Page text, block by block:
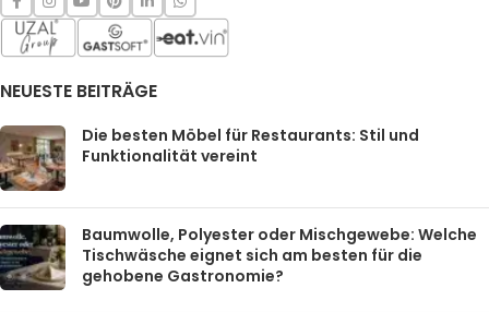
NEUESTE BEITRÄGE
Die besten Möbel für Restaurants: Stil und
Funktionalität vereint
Baumwolle, Polyester oder Mischgewebe: Welche
Tischwäsche eignet sich am besten für die
gehobene Gastronomie?